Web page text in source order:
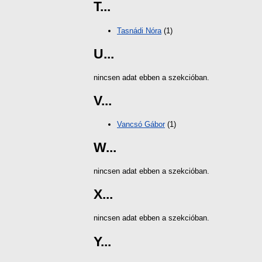
T...
Tasnádi Nóra (1)
U...
nincsen adat ebben a szekcióban.
V...
Vancsó Gábor(1)
W...
nincsen adat ebben a szekcióban.
X...
nincsen adat ebben a szekcióban.
Y...